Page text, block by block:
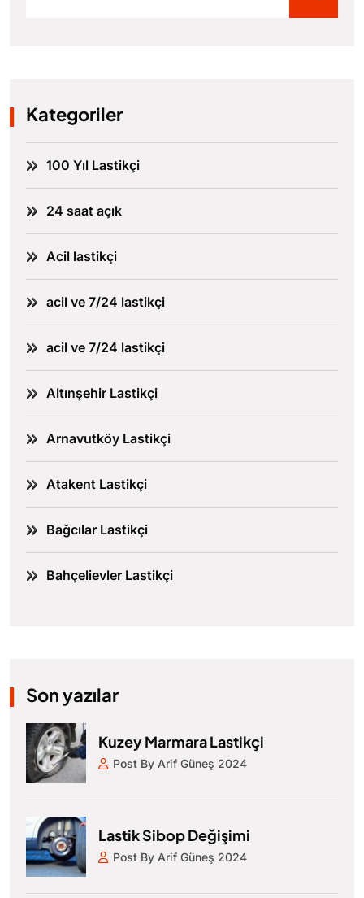
Kategoriler
100 Yıl Lastikçi
24 saat açık
Acil lastikçi
acil ve 7/24 lastikçi
acil ve 7/24 lastikçi
Altınşehir Lastikçi
Arnavutköy Lastikçi
Atakent Lastikçi
Bağcılar Lastikçi
Bahçelievler Lastikçi
Son yazılar
Kuzey Marmara Lastikçi
Post By Arif Güneş 2024
Lastik Sibop Değişimi
Post By Arif Güneş 2024